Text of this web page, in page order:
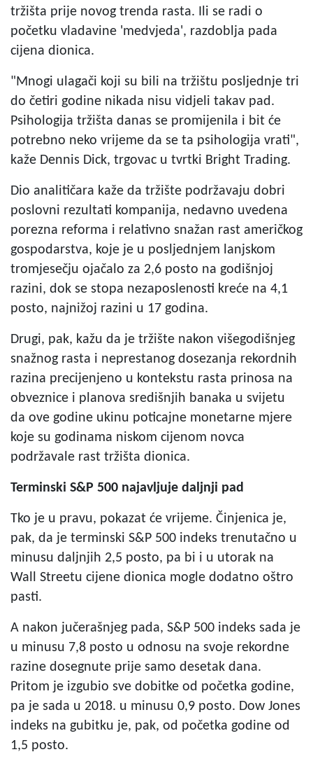
tržišta prije novog trenda rasta. Ili se radi o
početku vladavine 'medvjeda', razdoblja pada
cijena dionica.
"Mnogi ulagači koji su bili na tržištu posljednje tri
do četiri godine nikada nisu vidjeli takav pad.
Psihologija tržišta danas se promijenila i bit će
potrebno neko vrijeme da se ta psihologija vrati",
kaže Dennis Dick, trgovac u tvrtki Bright Trading.
Dio analitičara kaže da tržište podržavaju dobri
poslovni rezultati kompanija, nedavno uvedena
porezna reforma i relativno snažan rast američkog
gospodarstva, koje je u posljednjem lanjskom
tromjesečju ojačalo za 2,6 posto na godišnjoj
razini, dok se stopa nezaposlenosti kreće na 4,1
posto, najnižoj razini u 17 godina.
Drugi, pak, kažu da je tržište nakon višegodišnjeg
snažnog rasta i neprestanog dosezanja rekordnih
razina precijenjeno u kontekstu rasta prinosa na
obveznice i planova središnjih banaka u svijetu
da ove godine ukinu poticajne monetarne mjere
koje su godinama niskom cijenom novca
podržavale rast tržišta dionica.
Terminski S&P 500 najavljuje daljnji pad
Tko je u pravu, pokazat će vrijeme. Činjenica je,
pak, da je terminski S&P 500 indeks trenutačno u
minusu daljnjih 2,5 posto, pa bi i u utorak na
Wall Streetu cijene dionica mogle dodatno oštro
pasti.
A nakon jučerašnjeg pada, S&P 500 indeks sada je
u minusu 7,8 posto u odnosu na svoje rekordne
razine dosegnute prije samo desetak dana.
Pritom je izgubio sve dobitke od početka godine,
pa je sada u 2018. u minusu 0,9 posto. Dow Jones
indeks na gubitku je, pak, od početka godine od
1,5 posto.